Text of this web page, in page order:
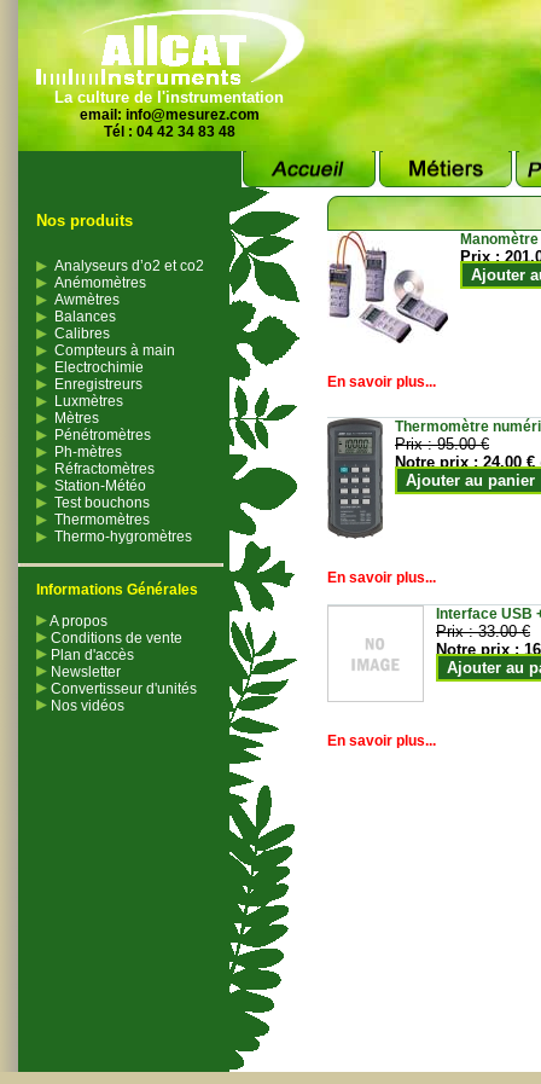
La culture de l'instrumentation
email: info@mesurez.com
Tél : 04 42 34 83 48
Nos produits
Analyseurs d’o2 et co2
Anémomètres
Awmètres
Balances
Calibres
Compteurs à main
Electrochimie
Enregistreurs
Luxmètres
Mètres
Pénétromètres
Ph-mètres
Réfractomètres
Station-Météo
Test bouchons
Thermomètres
Thermo-hygromètres
Informations Générales
A propos
Conditions de vente
Plan d'accès
Newsletter
Convertisseur d'unités
Nos vidéos
Prix :
Ajouter
En savoir plus...
Thermomètre
Prix :95.00 €
Notre prix :24.00 €
Ajouter au panier
En savoir plus...
Interface USB
Prix :33.00 €
Notre prix :
Ajouter au
En savoir plus...